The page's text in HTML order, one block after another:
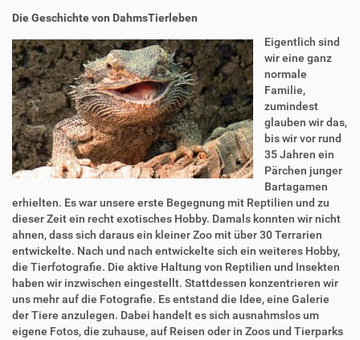
Die Geschichte von DahmsTierleben
Eigentlich sind
wir eine ganz
normale
Familie,
zumindest
glauben wir das,
bis wir vor rund
35 Jahren ein
Pärchen junger
Bartagamen
erhielten. Es war unsere erste Begegnung mit Reptilien und zu
dieser Zeit ein recht exotisches Hobby. Damals konnten wir nicht
ahnen, dass sich daraus ein kleiner Zoo mit über 30 Terrarien
entwickelte. Nach und nach entwickelte sich ein weiteres Hobby,
die Tierfotografie. Die aktive Haltung von Reptilien und Insekten
haben wir inzwischen eingestellt. Stattdessen konzentrieren wir
uns mehr auf die Fotografie. Es entstand die Idee, eine Galerie
der Tiere anzulegen. Dabei handelt es sich ausnahmslos um
eigene Fotos, die zuhause, auf Reisen oder in Zoos und Tierparks